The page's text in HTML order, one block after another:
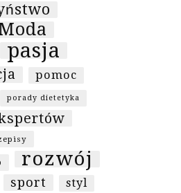
pasja
pomoc
porady dietetyka
rozwój
sport styl